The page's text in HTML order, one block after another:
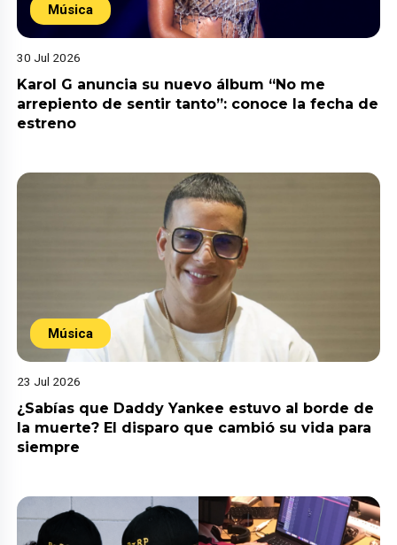
Música
30 Jul 2026
Karol G anuncia su nuevo álbum “No me
arrepiento de sentir tanto”: conoce la fecha de
estreno
Música
23 Jul 2026
¿Sabías que Daddy Yankee estuvo al borde de
la muerte? El disparo que cambió su vida para
siempre